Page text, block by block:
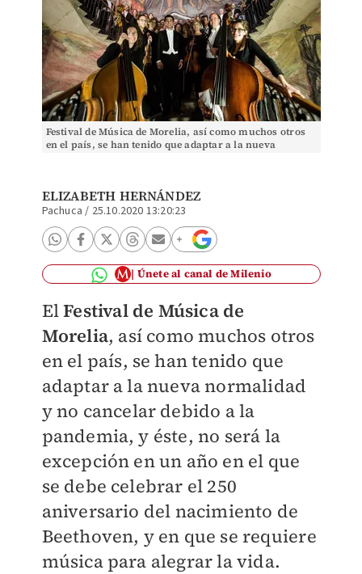
Festival de Música de Morelia, así como muchos otros
en el país, se han tenido que adaptar a la nueva
ELIZABETH HERNÁNDEZ
Pachuca / 25.10.2020 13:20:23
Únete al canal de Milenio
ElFestival de Música de
Morelia, así como muchos otros
en el país, se han tenido que
adaptar a la nueva normalidad
y no cancelar debido a la
pandemia, y éste, no será la
excepción en un año en el que
se debe celebrar el 250
aniversario del nacimiento de
Beethoven, y en que se requiere
música para alegrar la vida.